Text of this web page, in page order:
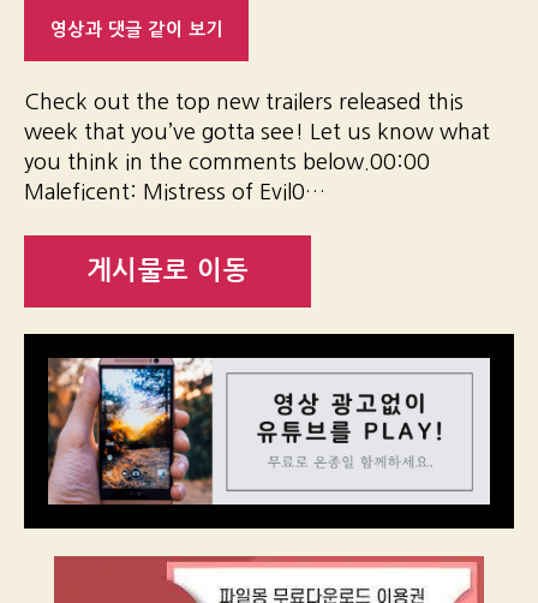
영상과 댓글 같이 보기
Check out the top new trailers released this
week that you’ve gotta see! Let us know what
you think in the comments below.00:00
Maleficent: Mistress of Evil0…
게시물로 이동